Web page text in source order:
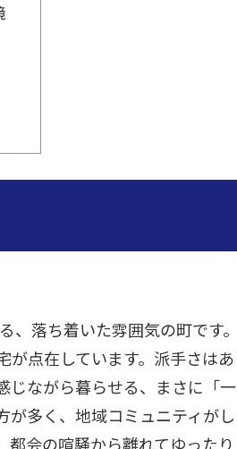
落ち着いた雰囲気の町です。
が点在しています。派手さはあ
じながら暮らせる、まさに「一
が多く、地域コミュニティがし
会の喧騒から離れてゆったり